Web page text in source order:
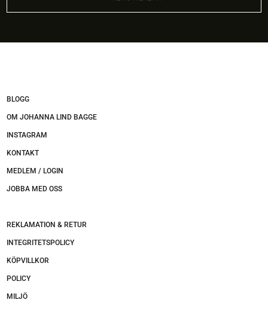
BLOGG
OM JOHANNA LIND BAGGE
INSTAGRAM
KONTAKT
MEDLEM / LOGIN
JOBBA MED OSS
REKLAMATION & RETUR
INTEGRITETSPOLICY
KÖPVILLKOR
POLICY
MILJÖ